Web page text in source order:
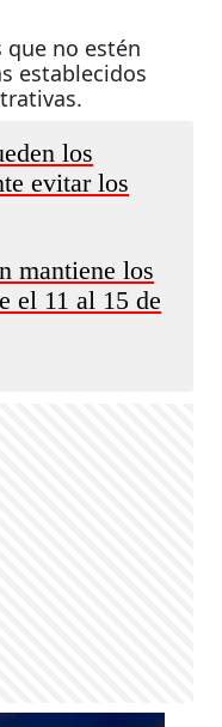
que no estén
establecidos
los
evitar los
mantiene los
el 11 al 15 de